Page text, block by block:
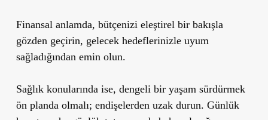
Finansal anlamda, bütçenizi eleştirel bir bakışla
gözden geçirin, gelecek hedeflerinizle uyum
sağladığından emin olun.
Sağlık konularında ise, dengeli bir yaşam sürdürmek
ön planda olmalı; endişelerden uzak durun. Günlük